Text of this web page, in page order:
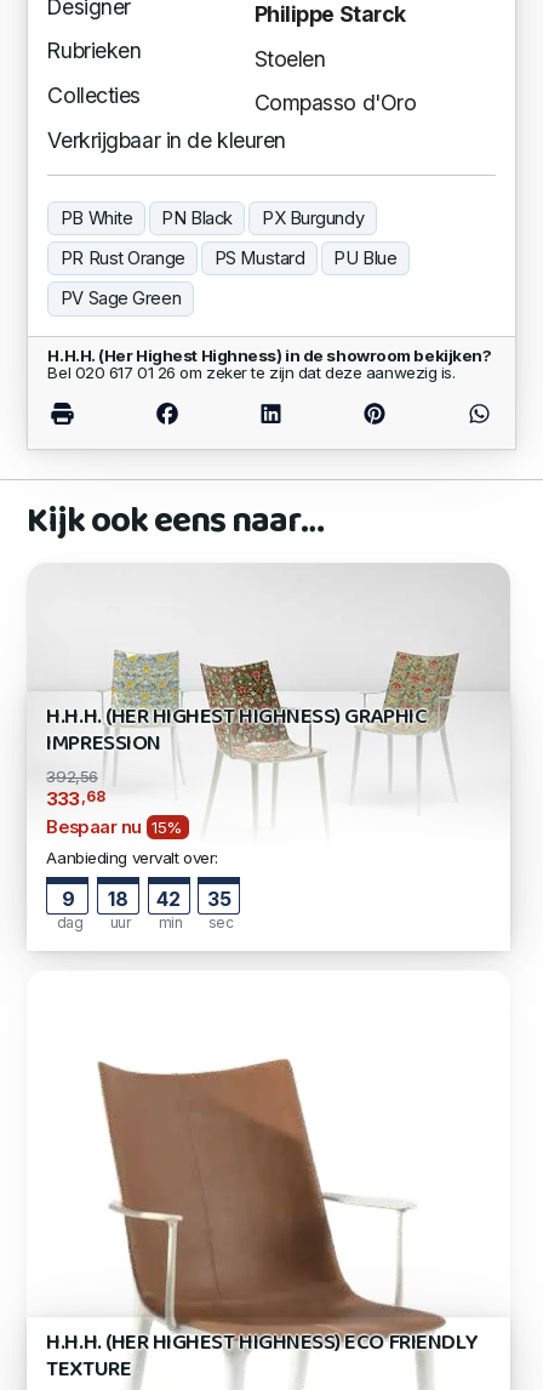
Designer
Philippe Starck
Rubrieken
Stoelen
Collecties
Compasso d'Oro
Verkrijgbaar in de kleuren
PB White PN Black
PX Burgundy
PR Rust Orange
PS Mustard
PU Blue
PV Sage Green
H.H.H. (Her Highest Highness) in de showroom bekijken?
Bel 020 617 01 26 om zeker te zijn dat deze aanwezig is.
Kijk ook eens naar…
H.H.H. (HER HIGHEST HIGHNESS) GRAPHIC
IMPRESSION
392,56
333,68
Bespaar nu 15%
Aanbieding vervalt over:
9
dag
18
uur
42
min
34
sec
H.H.H. (HER HIGHEST HIGHNESS) ECO FRIENDLY
TEXTURE